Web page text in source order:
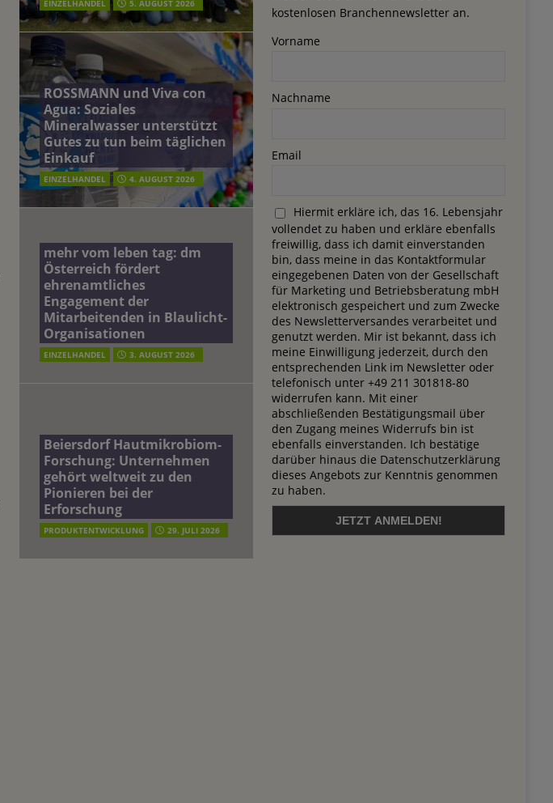
EINZELHANDEL 5. AUGUST 2026
ROSSMANN und Viva con
Agua: Soziales
Mineralwasser unterstützt
Gutes zu tun beim täglichen
Einkauf
EINZELHANDEL 4. AUGUST 2026
mehr vom leben tag: dm
Österreich fördert
ehrenamtliches
Engagement der
Mitarbeitenden in Blaulicht-
Organisationen
EINZELHANDEL 3. AUGUST 2026
Beiersdorf Hautmikrobiom-
Forschung: Unternehmen
gehört weltweit zu den
Pionieren bei der
Erforschung
PRODUKTENTWICKLUNG 29. JULI 2026
kostenlosen Branchennewsletter an.
Vorname
Nachname
Email
Hiermit erkläre ich, das 16. Lebensjahr
vollendet zu haben und erkläre ebenfalls
freiwillig, dass ich damit einverstanden
bin, dass meine in das Kontaktformular
eingegebenen Daten von der Gesellschaft
für Marketing und Betriebsberatung mbH
elektronisch gespeichert und zum Zwecke
des Newsletterversandes verarbeitet und
genutzt werden. Mir ist bekannt, dass ich
meine Einwilligung jederzeit, durch den
entsprechenden Link im Newsletter oder
telefonisch unter +49 211 301818-80
widerrufen kann. Mit einer
abschließenden Bestätigungsmail über
den Zugang meines Widerrufs bin ist
ebenfalls einverstanden. Ich bestätige
darüber hinaus die Datenschutzerklärung
dieses Angebots zur Kenntnis genommen
zu haben.